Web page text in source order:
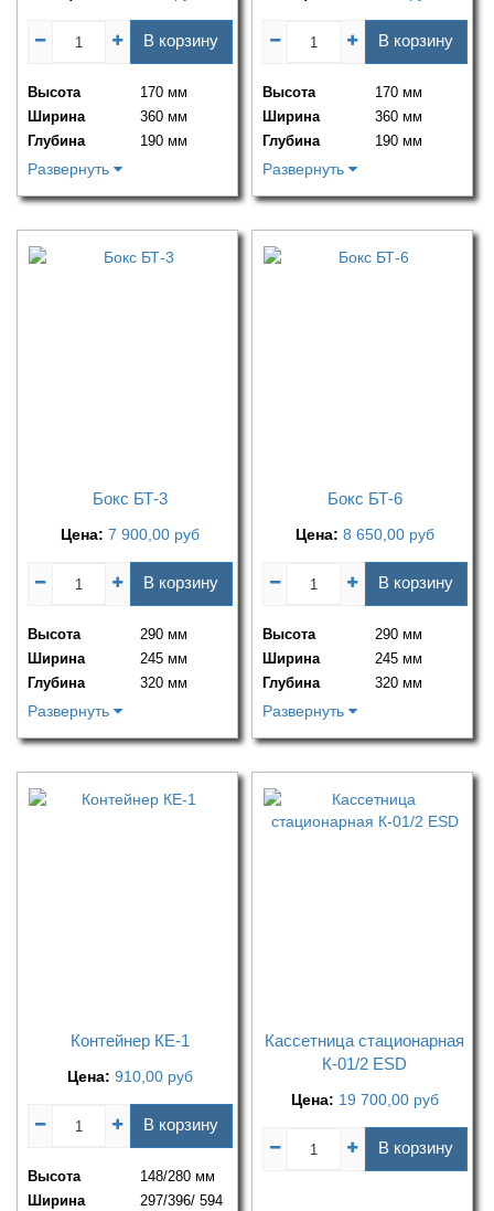
В корзину
Высота
170 мм
Ширина
360 мм
Глубина
190 мм
Развернуть
В корзину
Высота
170 мм
Ширина
360 мм
Глубина
190 мм
Развернуть
Бокс БТ-3
Цена: 7 900,00 руб
В корзину
Высота
290 мм
Ширина
245 мм
Глубина
320 мм
Развернуть
Бокс БТ-6
Цена: 8 650,00 руб
В корзину
Высота
290 мм
Ширина
245 мм
Глубина
320 мм
Развернуть
Контейнер КЕ-1
Цена: 910,00 руб
В корзину
Высота
148/280 мм
Ширина
297/396/ 594
Кассетница стационарная
К-01/2 ESD
Цена: 19 700,00 руб
В корзину